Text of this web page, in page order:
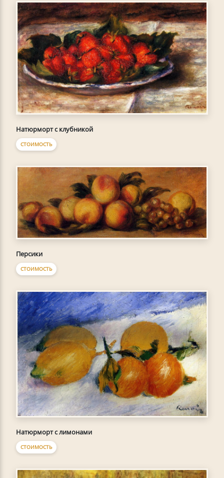
Натюрморт с клубникой
СТОИМОСТЬ
Персики
СТОИМОСТЬ
Натюрморт с лимонами
СТОИМОСТЬ